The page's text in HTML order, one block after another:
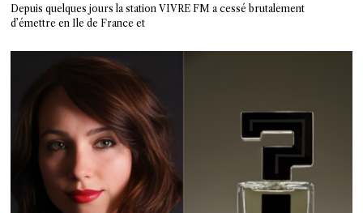
Depuis quelques jours la station VIVRE FM a cessé brutalement
d’émettre en Ile de France et